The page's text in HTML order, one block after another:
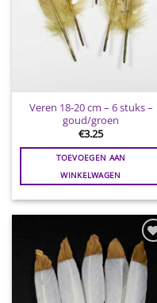
Veren 18-20 cm – 6 stuks –
goud/groen
€3.25
TOEVOEGEN AAN
WINKELWAGEN
Toevoegen
aan
wenslijst